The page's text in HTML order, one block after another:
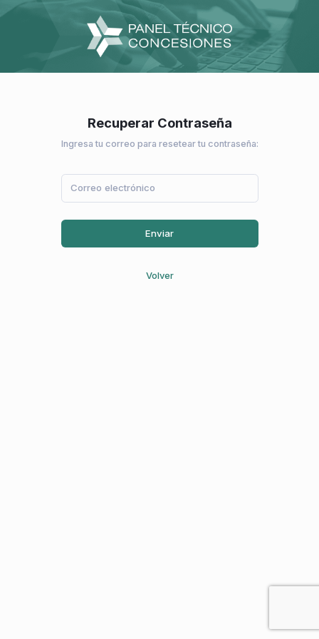
Recuperar Contraseña
Ingresa tu correo para resetear tu contraseña:
Enviar
Volver